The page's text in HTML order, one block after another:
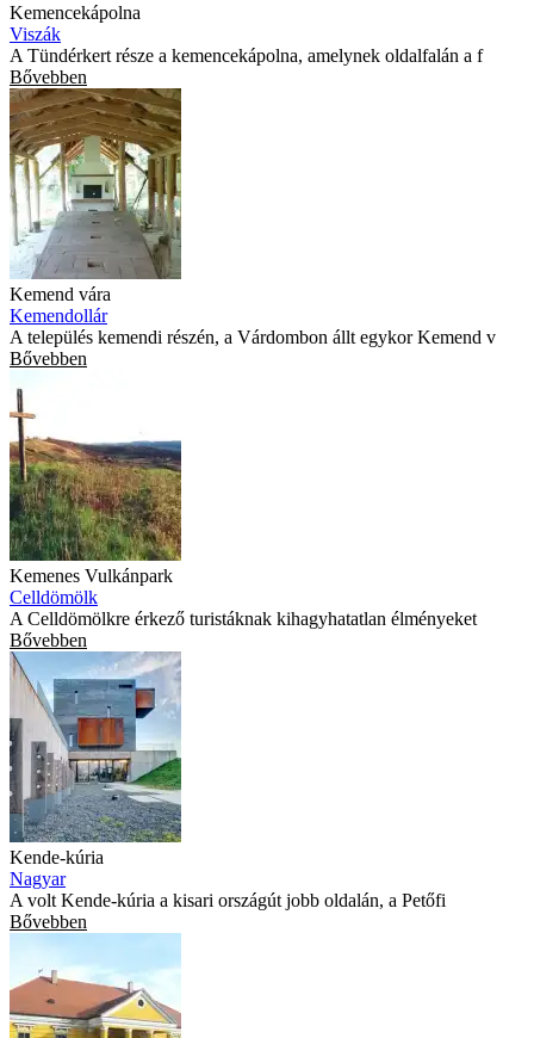
Kemencekápolna
Viszák
A Tündérkert része a kemencekápolna, amelynek oldalfalán a f
Bővebben
Kemend vára
Kemendollár
A település kemendi részén, a Várdombon állt egykor Kemend v
Bővebben
Kemenes Vulkánpark
Celldömölk
A Celldömölkre érkező turistáknak kihagyhatatlan élményeket
Bővebben
Kende-kúria
Nagyar
A volt Kende-kúria a kisari országút jobb oldalán, a Petőfi
Bővebben